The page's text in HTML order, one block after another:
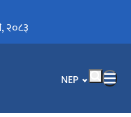
भाषा चयन गर्नुहोस्
NEP
084-Bid-01)
२०८३